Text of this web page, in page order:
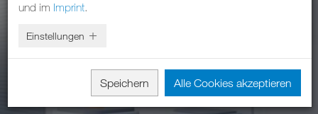
und im Imprint.
Einstellungen
Speichern Alle Cookies akzeptieren